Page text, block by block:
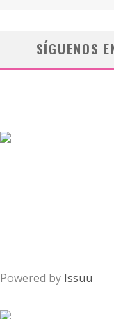
SÍGUENOS
Powered by Issuu